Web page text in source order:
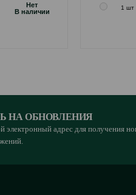
Hет
B наличии
1 шт
НА ОБНОВЛЕНИЯ
электронный адрес для получения